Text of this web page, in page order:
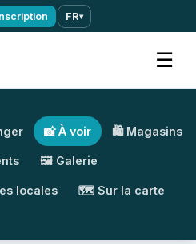
FR▾
☰
📸 À voir 🛍️ Magasins
🖼️ Galerie
locales 🗺️ Sur la carte